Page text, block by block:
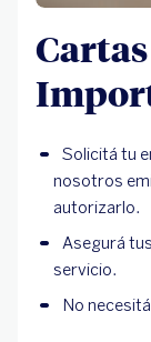
Solicitá tu
nosotros
autorizarlo.
Asegurá
servicio.
No